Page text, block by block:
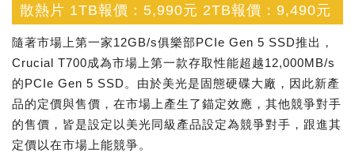
散熱片 1TB報價：5,990元 2TB報價：9,490元
隨著市場上第一家12GB/s俱樂部PCIe Gen 5 SSD推出，
Crucial T700成為市場上第一款存取性能超越12,000MB/s
的PCIe Gen 5 SSD。由於美光是固態硬碟大廠，因此新產
品的定價與售價，在市場上產生了錨定效應，其他競爭對手
的售價，皆是設定以美光同級產品設定為競爭對手，跟進其
定價以在市場上能競爭。